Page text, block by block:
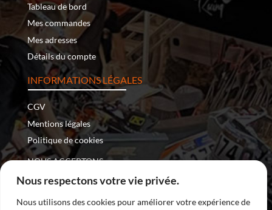
Nous respectons votre vie privée.
Nous utilisons des cookies pour améliorer votre expérience de
Tableau de bord
Mes commandes
Mes adresses
Détails du compte
INFORMATIONS LÉGALES
CGV
Mentions légales
Politique de cookies
NOUS ACCEPTONS :